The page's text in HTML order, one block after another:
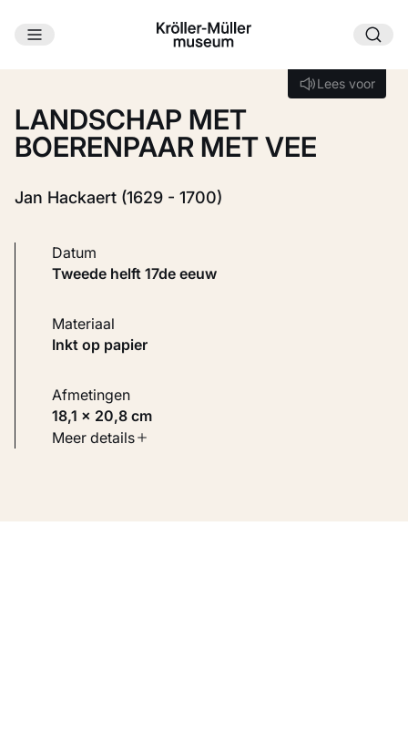
Ga naar hoofdinhoud
Lees voor
Lees voor
LANDSCHAP MET
BOERENPAAR MET VEE
Jan Hackaert (1629 - 1700)
Datum
tweede helft 17de eeuw
Materiaal
Inkt op papier
Afmetingen
18,1 × 20,8 cm
Soort werk
Meer details